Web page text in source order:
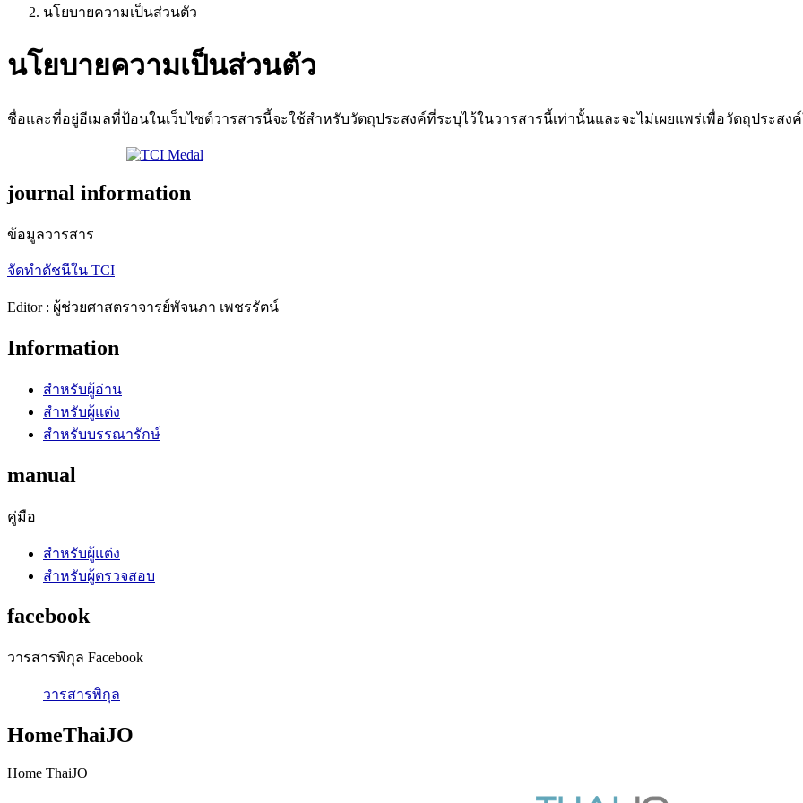
นโยบายความเป็นส่วนตัว
นโยบายความเป็นส่วนตัว
ชื่อและที่อยู่อีเมลที่ป้อนในเว็บไซต์วารสารนี้จะใช้สำหรับวัตถุประสงค์ที่ระบุไว้ในวารสารนี้เท่านั้นและจะไม่เผยแพร่เพื่อวัตถุประสง
journal information
ข้อมูลวารสาร
จัดทำดัชนีใน TCI
Editor : ผู้ช่วยศาสตราจารย์พัจนภา เพชรรัตน์
Information
สำหรับผู้อ่าน
สำหรับผู้แต่ง
สำหรับบรรณารักษ์
manual
คู่มือ
สำหรับผู้แต่ง
สำหรับผู้ตรวจสอบ
facebook
วารสารพิกุล Facebook
วารสารพิกุล
HomeThaiJO
Home ThaiJO